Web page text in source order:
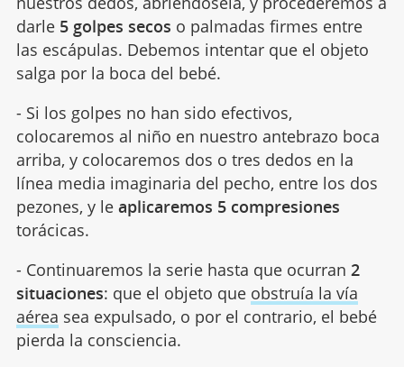
darle 5 golpes secos o palmadas firmes entre
las escápulas. Debemos intentar que el objeto
salga por la boca del bebé.
- Si los golpes no han sido efectivos,
colocaremos al niño en nuestro antebrazo boca
arriba, y colocaremos dos o tres dedos en la
línea media imaginaria del pecho, entre los dos
pezones, y le aplicaremos 5 compresiones
torácicas.
- Continuaremos la serie hasta que ocurran 2
situaciones: que el objeto que obstruía la vía
aérea sea expulsado, o por el contrario, el bebé
pierda la consciencia.